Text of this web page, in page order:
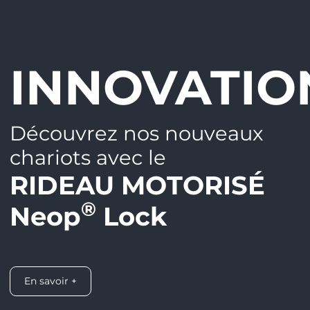
Découvrez nos nouveaux
chariots avec le
RIDEAU MOTORISÉ
Neop® Lock
En savoir +